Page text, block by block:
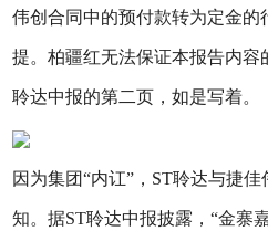
伟创合同中的预付款转为定金
提。柏疆红无法保证本报告内容
聆达中报的第二页，如是写着。
因为集团“内讧”，ST聆达与捷
知。据ST聆达中报披露，“金寨